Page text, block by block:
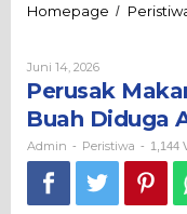
Homepage /
Juni 14, 2026Oleh
Admin
Perusak
Buah Diduga
Admin - Peristiwa - 1,144